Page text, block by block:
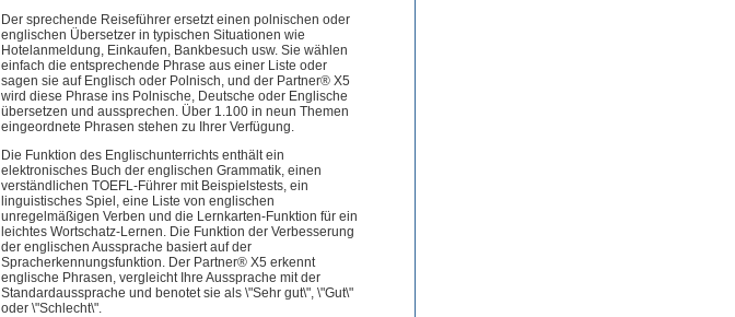
Der sprechende Reiseführer ersetzt einen polnischen oder
englischen Übersetzer in typischen Situationen wie
Hotelanmeldung, Einkaufen, Bankbesuch usw. Sie wählen
einfach die entsprechende Phrase aus einer Liste oder
sagen sie auf Englisch oder Polnisch, und der Partner® X5
wird diese Phrase ins Polnische, Deutsche oder Englische
übersetzen und aussprechen. Über 1.100 in neun Themen
eingeordnete Phrasen stehen zu Ihrer Verfügung.
Die Funktion des Englischunterrichts enthält ein
elektronisches Buch der englischen Grammatik, einen
verständlichen TOEFL-Führer mit Beispielstests, ein
linguistisches Spiel, eine Liste von englischen
unregelmäßigen Verben und die Lernkarten-Funktion für ein
leichtes Wortschatz-Lernen. Die Funktion der Verbesserung
der englischen Aussprache basiert auf der
Spracherkennungsfunktion. Der Partner® X5 erkennt
englische Phrasen, vergleicht Ihre Aussprache mit der
Standardaussprache und benotet sie als \"Sehr gut\", \"Gut\"
oder \"Schlecht\".